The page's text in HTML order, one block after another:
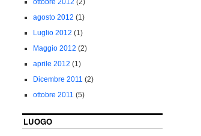
agosto 2012 (1)
Luglio 2012 (1)
Maggio 2012 (2)
aprile 2012 (1)
Dicembre 2011 (2)
ottobre 2011 (5)
LUOGO